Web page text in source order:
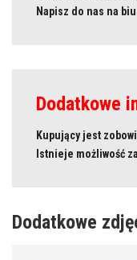
Napisz do nas na
Dodatkowe
Kupujący jest
Istnieje możliwość
Dodatkowe